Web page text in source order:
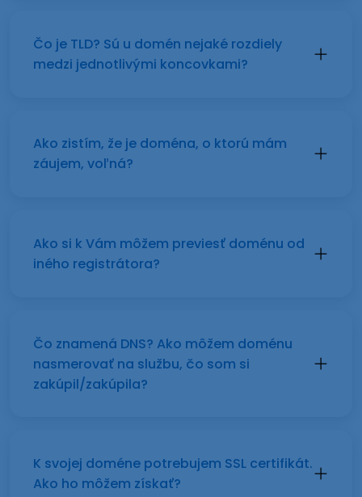
Čo je TLD? Sú u domén nejaké rozdiely
medzi jednotlivými koncovkami?
Ako zistím, že je doména, o ktorú mám
záujem, voľná?
Ako si k Vám môžem previesť doménu od
iného registrátora?
Čo znamená DNS? Ako môžem doménu
nasmerovať na službu, čo som si
zakúpil/zakúpila?
K svojej doméne potrebujem SSL certifikát.
Ako ho môžem získať?